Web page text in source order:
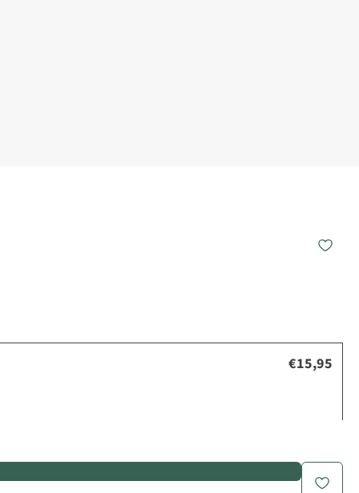
€15,95